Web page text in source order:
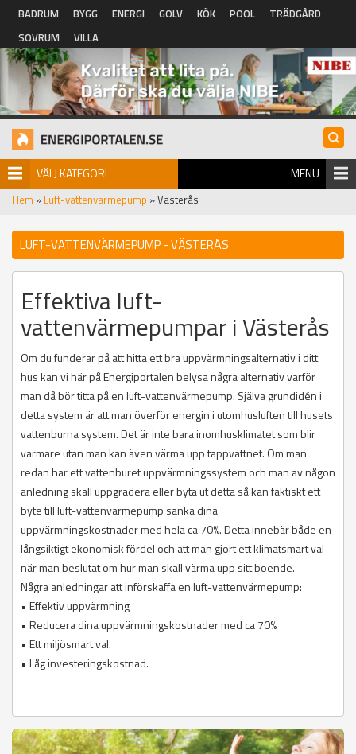
Hoppa till huvudinnehåll
BADRUM BYGG ENERGI GOLV KÖK POOL
TRÄDGÅRD
SOVRUM
VILLA
VÄLJ KATEGORI MENU
Hem » Luft-vattenvärmepump » Västerås
LUFT-VATTENVÄRMEPUMP - VÄSTERÅS
Effektiva luft-
vattenvärmepumpar i Västerås
Om du funderar på att hitta ett bra uppvärmningsalternativ i ditt
hus kan vi här på Energiportalen belysa några alternativ varför
man då bör titta på en luft-vattenvärmepump. Själva grundidén i
detta system är att man överför energin i utomhusluften till husets
vattenburna system. Det är inte bara inomhusklimatet som blir
varmare utan man kan även värma upp tappvattnet. Om man
redan har ett vattenburet uppvärmningssystem och man av någon
anledning skall uppgradera eller byta ut detta så kan faktiskt ett
byte till luft-vattenvärmepump sänka dina
uppvärmningskostnader med hela ca 70%. Detta innebär både en
långsiktigt ekonomisk fördel och att man gjort ett klimatsmart val
när man beslutat om hur man skall värma upp sitt boende.
Några anledningar att införskaffa en luft-vattenvärmepump:
• Effektiv uppvärmning
• Reducera dina uppvärmningskostnader med ca 70%
• Ett miljösmart val.
• Låg investeringskostnad.